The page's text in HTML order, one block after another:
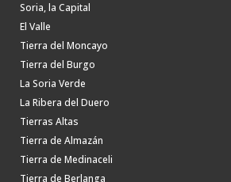
Soria, la Capital
El Valle
Tierra del Moncayo
Tierra del Burgo
La Soria Verde
La Ribera del Duero
Tierras Altas
Tierra de Almazán
Tierra de Medinaceli
Tierra de Berlanga